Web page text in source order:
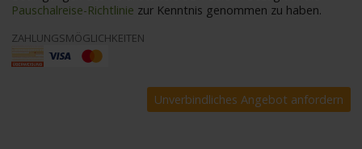
Pauschalreise-Richtlinie zur Kenntnis genommen zu haben.
ZAHLUNGSMÖGLICHKEITEN